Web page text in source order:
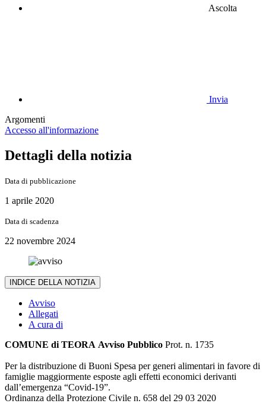
Ascolta
Invia
Argomenti
Accesso all'informazione
Dettagli della notizia
Data di pubblicazione
1 aprile 2020
Data di scadenza
22 novembre 2024
INDICE DELLA NOTIZIA
Avviso
Allegati
A cura di
COMUNE di TEORA Avviso Pubblico Prot. n. 1735
Per la distribuzione di Buoni Spesa per generi alimentari in favore di
famiglie maggiormente esposte agli effetti economici derivanti
dall’emergenza “Covid-19”.
Ordinanza della Protezione Civile n. 658 del 29 03 2020